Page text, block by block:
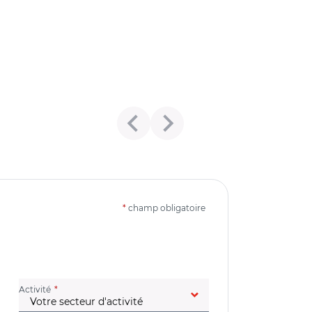
* champ obligatoire
Activité (champ obligatoire)